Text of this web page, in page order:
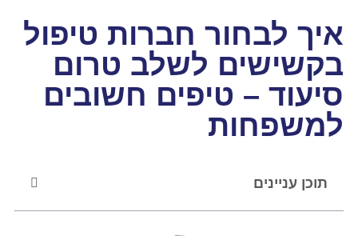
איך לבחור חברות טיפול
בקשישים לשלב טרום
סיעוד – טיפים חשובים
למשפחות
תוכן עניינים